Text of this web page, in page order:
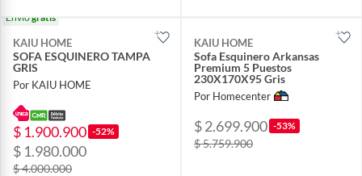
Envíogratis
KAIU HOME
SOFA ESQUINERO TAMPA
GRIS
Por KAIU HOME
$ 1.900.900 -52%
$ 1.980.000
$ 4.000.000
KAIU HOME
Sofa Esquinero Arkansas
Premium 5 Puestos
230X170X95 Gris
Por Homecenter
$ 2.699.900 -53%
$ 5.759.900